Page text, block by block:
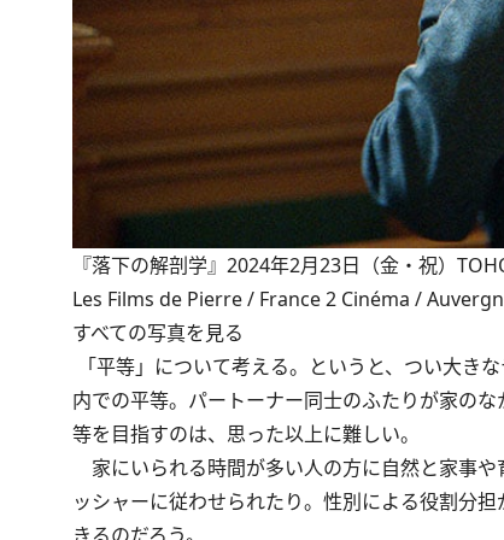
『落下の解剖学』2024年2月23日（金・祝）
Les Films de Pierre / France 2 Cinéma /
すべての写真を見る
「平等」について考える。というと、つい大き
内での平等。パートーナー同士のふたりが家の
等を目指すのは、思った以上に難しい。
家にいられる時間が多い人の方に自然と家事
ッシャーに従わせられたり。性別による役割分